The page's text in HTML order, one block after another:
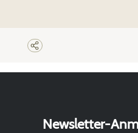
Newsletter-